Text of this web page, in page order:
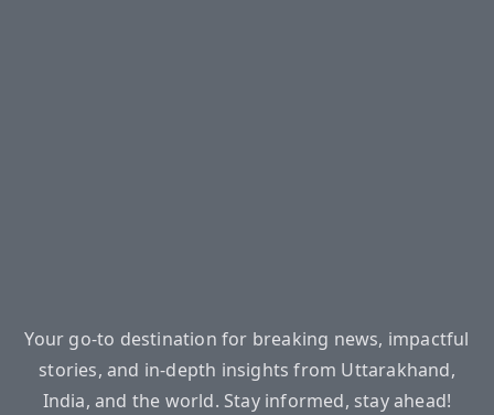
Your go-to destination for breaking news, impactful
stories, and in-depth insights from Uttarakhand,
India, and the world. Stay informed, stay ahead!